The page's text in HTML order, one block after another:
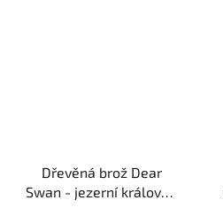
Dřevěná brož Dear
Swan - jezerní královna